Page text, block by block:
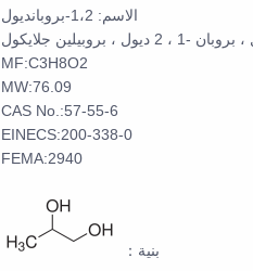
الاسم: 1،2-بروبانديول
MF:C3H8O2
MW:76.09
CAS No.:57-55-6
EINECS:200-338-0
FEMA:2940
：بنية